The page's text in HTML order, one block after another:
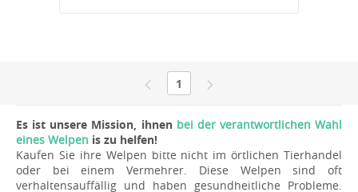
1
Es ist unsere Mission, ihnen bei der verantwortlichen Wahl
eines Welpen is zu helfen!
Kaufen Sie ihre Welpen bitte nicht im örtlichen Tierhandel
oder bei einem Vermehrer. Diese Welpen sind oft
verhaltensauffällig und haben gesundheitliche Probleme.